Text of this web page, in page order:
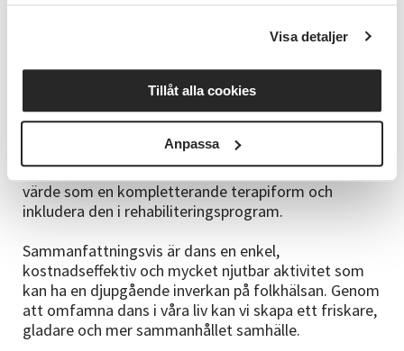
Visa detaljer
Tillåt alla cookies
Anpassa
behöver vi integrera den i vår vardag på flera nivåer.
Kommuner och skolor bör erbjuda lättillgängliga
dansklasser för alla åldrar och nivåer. Arbetsplatser
danspauser eller träningspass under arbetsdagen.
Hälso- och sjukvårdssystemet bör erkänna dansens
värde som en kompletterande terapiform och
inkludera den i rehabiliteringsprogram.
Sammanfattningsvis är dans en enkel,
kostnadseffektiv och mycket njutbar aktivitet som
kan ha en djupgående inverkan på folkhälsan. Genom
att omfamna dans i våra liv kan vi skapa ett friskare,
gladare och mer sammanhållet samhälle.